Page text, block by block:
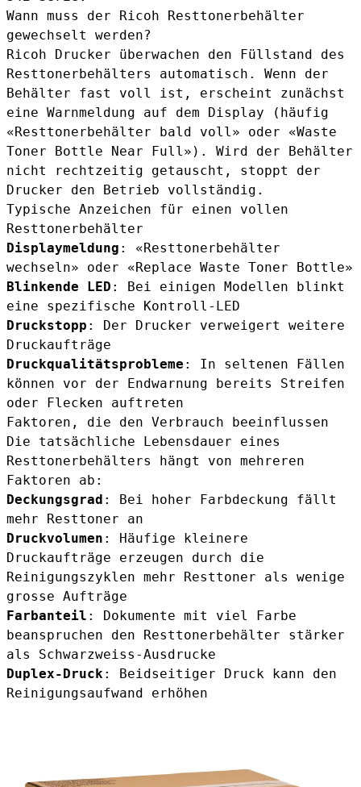
Wann muss der Ricoh Resttonerbehälter
gewechselt werden?
Ricoh Drucker überwachen den Füllstand des
Resttonerbehälters automatisch. Wenn der
Behälter fast voll ist, erscheint zunächst
eine Warnmeldung auf dem Display (häufig
«Resttonerbehälter bald voll» oder «Waste
Toner Bottle Near Full»). Wird der Behälter
nicht rechtzeitig getauscht, stoppt der
Drucker den Betrieb vollständig.
Typische Anzeichen für einen vollen
Resttonerbehälter
Displaymeldung : «Resttonerbehälter
wechseln» oder «Replace Waste Toner Bottle»
Blinkende LED : Bei einigen Modellen blinkt
eine spezifische Kontroll-LED
Druckstopp : Der Drucker verweigert weitere
Druckaufträge
Druckqualitätsprobleme : In seltenen Fällen
können vor der Endwarnung bereits Streifen
oder Flecken auftreten
Faktoren, die den Verbrauch beeinflussen
Die tatsächliche Lebensdauer eines
Resttonerbehälters hängt von mehreren
Faktoren ab:
Deckungsgrad : Bei hoher Farbdeckung fällt
mehr Resttoner an
Druckvolumen : Häufige kleinere
Druckaufträge erzeugen durch die
Reinigungszyklen mehr Resttoner als wenige
grosse Aufträge
Farbanteil : Dokumente mit viel Farbe
beanspruchen den Resttonerbehälter stärker
als Schwarzweiss-Ausdrucke
Duplex-Druck: Beidseitiger Druck kann den
Reinigungsaufwand erhöhen